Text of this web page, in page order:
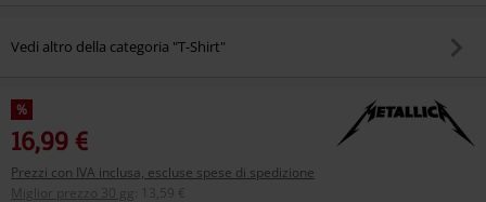
Vedi altro della categoria "T-Shirt"
%
16,99 €
Prezzi con IVA inclusa, escluse spese di spedizione
Miglior prezzo 30 gg
13,59 €